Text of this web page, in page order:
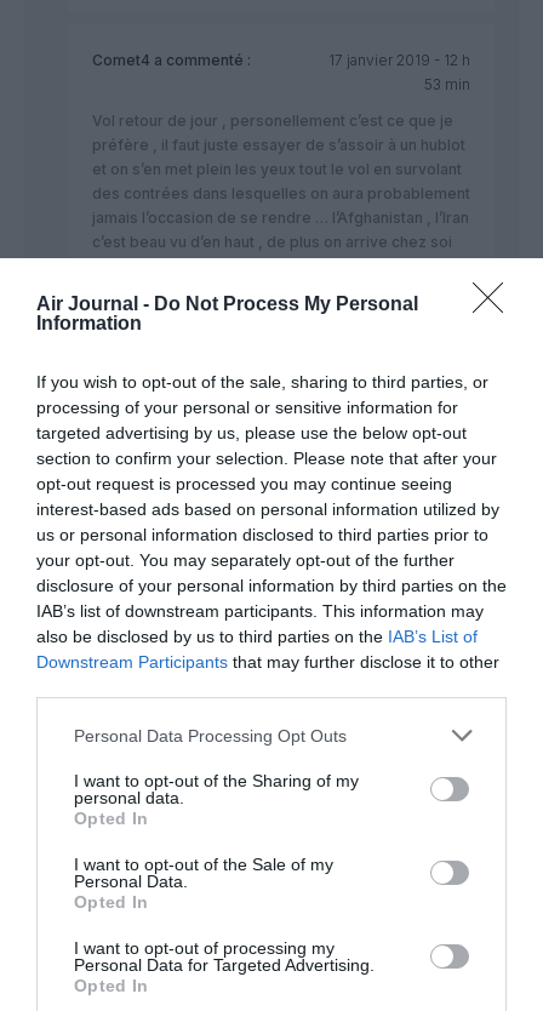
Air Journal - Do Not Process My Personal
Information
If you wish to opt-out of the sale, sharing to third parties, or
processing of your personal or sensitive information for
targeted advertising by us, please use the below opt-out
section to confirm your selection. Please note that after your
opt-out request is processed you may continue seeing
interest-based ads based on personal information utilized by
us or personal information disclosed to third parties prior to
your opt-out. You may separately opt-out of the further
disclosure of your personal information by third parties on the
IAB’s list of downstream participants. This information may
also be disclosed by us to third parties on the IAB’s List of
Downstream Participants that may further disclose it to other
Personal Data Processing Opt Outs
I want to opt-out of the Sharing of my
personal data.
Opted In
I want to opt-out of the Sale of my
Personal Data.
Opted In
I want to opt-out of processing my
Personal Data for Targeted Advertising.
Opted In
Comet4 a commenté :
17 janvier 2019 - 12 h
53 min
Vol retour de jour , personellement c’est ce que je
préfère , il faut juste essayer de s’assoir à un hublot
et on s’en met plein les yeux tout le vol en survolant
des contrées dans lesquelles on aura probablement
jamais l’occasion de se rendre … l’Afghanistan , l’Iran
c’est beau vu d’en haut , de plus on arrive chez soi
à l’envers.
Expériencea commenté :
17 janvier 2019 - 13 h
02 min
Un vol CDG BKK et retour par AF en éco en
novembre dernier. Cabine éco tout à fait
correcte.large choix de vidéos avec écran tactile de
bonne dimension. Choix de plats chaud au repas.
Second repas avec plat chaud également.
Avec des hôtesses et stewards sympathiques ( et
francophones ce qui est appréciable pour un
français). Très satisfait de ce vol.
Glob Trotteura
17 janvier 2019 -
C’est ça le problème. C’était prévu à l’achat
du billet sur 200LR, et peu de temps après
impossible de rester droit tellement le